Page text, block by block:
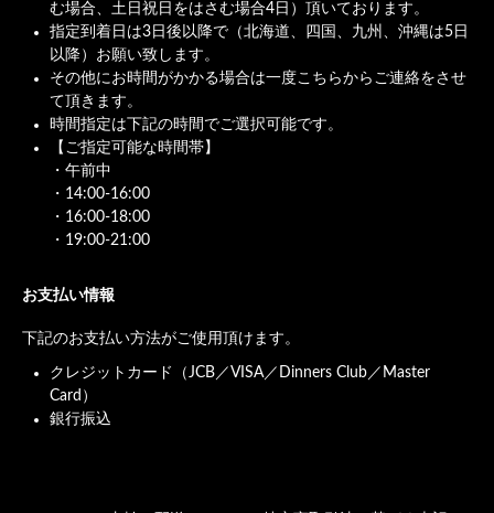
む場合、土日祝日をはさむ場合4日）頂いております。
指定到着日は3日後以降で（北海道、四国、九州、沖縄は5日
以降）お願い致します。
その他にお時間がかかる場合は一度こちらからご連絡をさせ
て頂きます。
時間指定は下記の時間でご選択可能です。
【ご指定可能な時間帯】
・午前中
・14:00-16:00
・16:00-18:00
・19:00-21:00
お支払い情報
下記のお支払い方法がご使用頂けます。
クレジットカード（JCB／VISA／Dinners Club／Master
Card）
銀行振込